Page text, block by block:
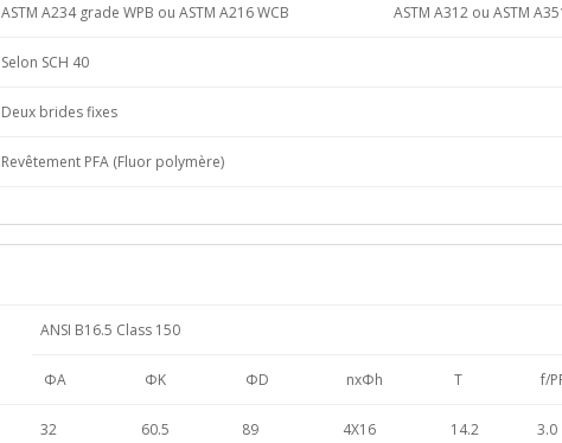
ASTM A234 grade WPB ou ASTM A216 WCB ASTM A312 ou ASTM
Selon SCH 40
Deux brides fixes
Revêtement PFA (Fluor polymère)
ANSI B16.5 Class 150
ΦA ΦK ΦD nxΦh T f/
32 60.5 89 4X16 14.2 3.0